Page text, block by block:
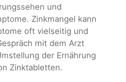
und
Zinkmangel kann
oft vielseitig und
mit dem Arzt
der Ernährung
Zinktabletten.